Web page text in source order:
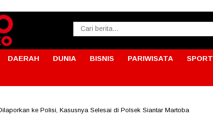
DAERAH DUNIA BISNIS PARIWISATA SPORT
ke Polisi, Kasusnya Selesai di Polsek Siantar Martoba